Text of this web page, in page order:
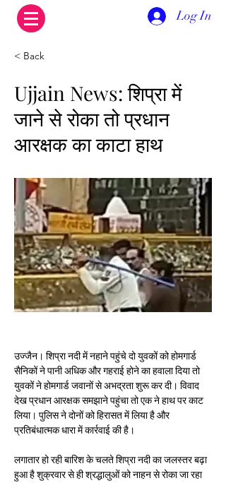
Log In
< Back
Ujjain News: शिप्रा में
जाने से रोका तो प्रधान
आरक्षक का काटा हाथ
उज्जैन। शिप्रा नदी में नहाने पहुंचे दो युवकों को होमगार्ड
सैनिकों ने पानी अधिक और गहराई होने का हवाला दिया तो
युवकों ने होमगार्ड जवानों से अभद्रता शुरू कर दी। विवाद
देख प्रधान आरक्षक समझाने पहुंचा तो एक ने हाथ पर काट
लिया। पुलिस ने दोनों को हिरासत में लिया है और
प्रतिबंधात्मक धारा में कार्रवाई की है।
लगातार हो रही बारिश के चलते शिप्रा नदी का जलस्तर बढ़ा
हुआ है शुक्रवार से ही श्रद्धालुओं को नाहन से रोका जा रहा